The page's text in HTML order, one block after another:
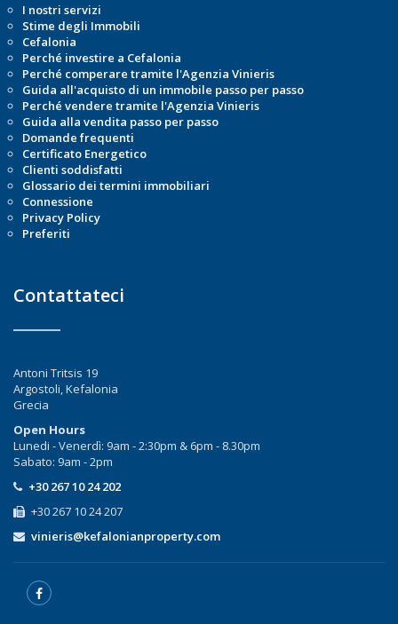
I nostri servizi
Stime degli Immobili
Cefalonia
Perché investire a Cefalonia
Perché comperare tramite l'Agenzia Vinieris
Guida all'acquisto di un immobile passo per passo
Perché vendere tramite l'Agenzia Vinieris
Guida alla vendita passo per passo
Domande frequenti
Certificato Energetico
Clienti soddisfatti
Glossario dei termini immobiliari
Connessione
Privacy Policy
Preferiti
Contattateci
Antoni Tritsis 19
Argostoli, Kefalonia
Grecia
Open Hours
Lunedi - Venerdì: 9am - 2:30pm & 6pm - 8.30pm
Sabato: 9am - 2pm
+30 267 10 24 202
+30 267 10 24 207
vinieris@kefalonianproperty.com